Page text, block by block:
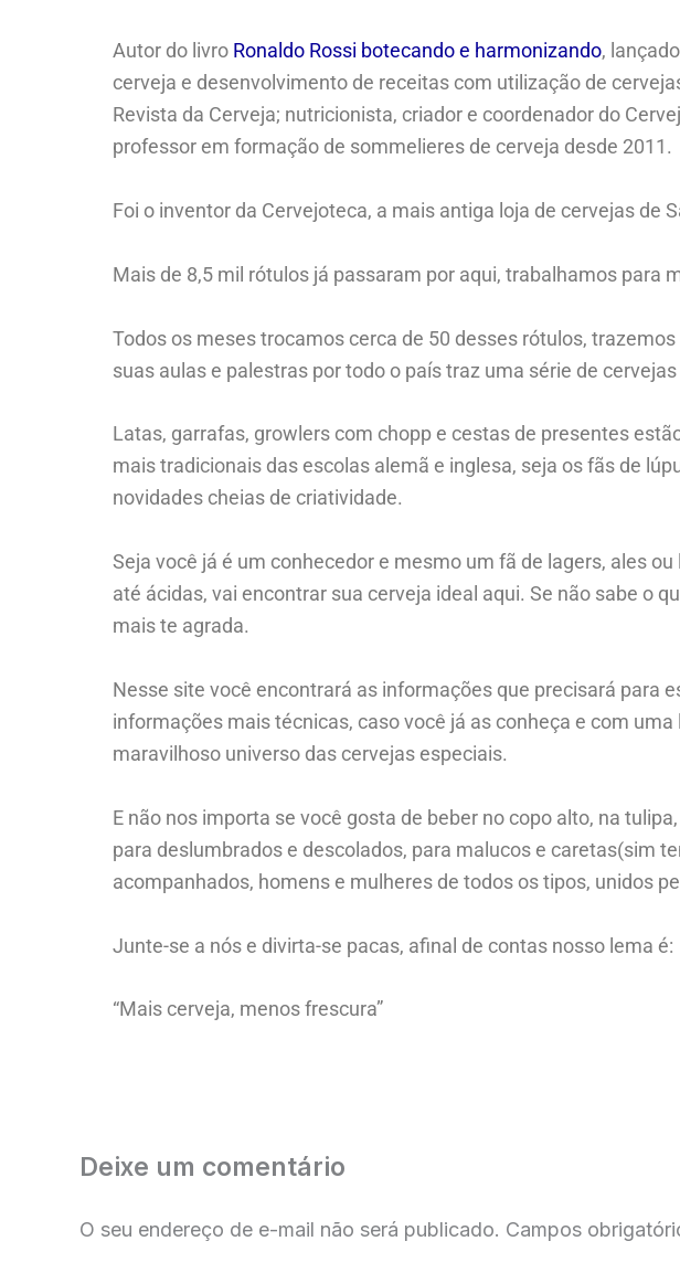
Autor do livro Ronaldo Rossi botecando e harmonizando,
cerveja e desenvolvimento de receitas com utilização de
Revista da Cerveja; nutricionista, criador e coordenador do
professor em formação de sommelieres de cerveja desde 2011.
Foi o inventor da Cervejoteca, a mais antiga loja de cervejas de
Mais de 8,5 mil rótulos já passaram por aqui, trabalhamos para
Todos os meses trocamos cerca de 50 desses rótulos,
suas aulas e palestras por todo o país traz uma série de
Latas, garrafas, growlers com chopp e cestas de presentes
mais tradicionais das escolas alemã e inglesa, seja os fãs de
novidades cheias de criatividade.
Seja você já é um conhecedor e mesmo um fã de lagers, ales
até ácidas, vai encontrar sua cerveja ideal aqui. Se não sabe o
mais te agrada.
Nesse site você encontrará as informações que precisará para
informações mais técnicas, caso você já as conheça e com
maravilhoso universo das cervejas especiais.
E não nos importa se você gosta de beber no copo alto, na
para deslumbrados e descolados, para malucos e caretas(sim
acompanhados, homens e mulheres de todos os tipos, unidos
Junte-se a nós e divirta-se pacas, afinal de contas nosso lema é:
“Mais cerveja, menos frescura”
Deixe um comentário
O seu endereço de e-mail não será publicado. Campos